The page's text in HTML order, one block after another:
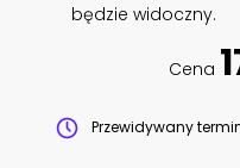
będzie widoczny.
Cena
Przewidywany